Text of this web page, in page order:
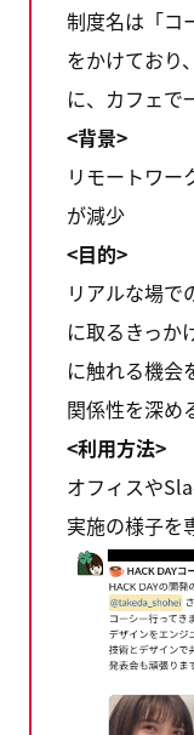
制度名は「コ
をかけており
に、カフェで
<背景>
リモートワー
が減少
<目的>
リアルな場で
に取るきっか
に触れる機会
関係性を深め
<利用方法>
オフィスや
実施の様子を